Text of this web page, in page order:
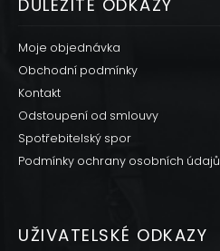
DŮLEŽITÉ ODKAZY
Moje objednávka
Obchodní podmínky
Kontakt
Odstoupení od smlouvy
Spotřebitelský spor
Podmínky ochrany osobních údajů
UŽIVATELSKÉ ODKAZY